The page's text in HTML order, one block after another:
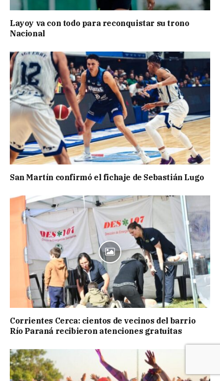
Layoy va con todo para reconquistar su trono
Nacional
San Martín confirmó el fichaje de Sebastián Lugo
Corrientes Cerca: cientos de vecinos del barrio
Río Paraná recibieron atenciones gratuitas